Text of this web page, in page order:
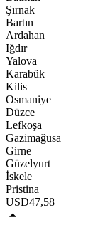
Şırnak
Bartın
Ardahan
Iğdır
Yalova
Karabük
Kilis
Osmaniye
Düzce
Lefkoşa
Gazimağusa
Girne
Güzelyurt
İskele
Pristina
USD47,58